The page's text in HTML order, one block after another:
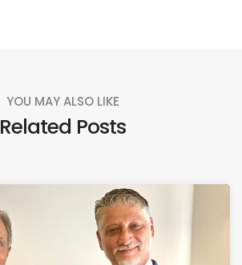
YOU MAY ALSO LIKE
Related Posts